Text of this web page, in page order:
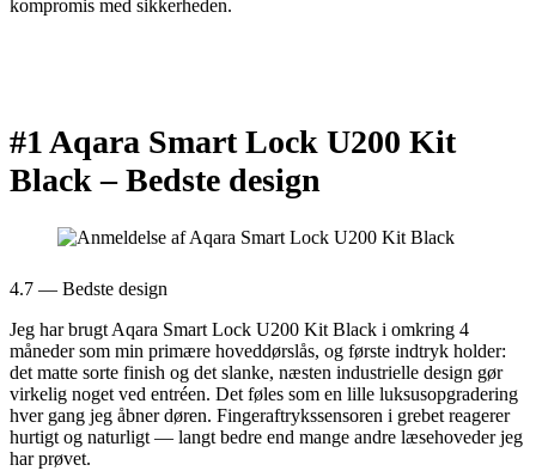
kompromis med sikkerheden.
#1 Aqara Smart Lock U200 Kit
Black –Bedste design
4.7 — Bedste design
Jeg har brugt Aqara Smart Lock U200 Kit Black i omkring 4
måneder som min primære hoveddørs­lås, og første indtryk holder:
det matte sorte finish og det slanke, næsten industrielle design gør
virkelig noget ved entréen. Det føles som en lille luksusopgradering
hver gang jeg åbner døren. Fingeraftrykssensoren i grebet reagerer
hurtigt og naturligt — langt bedre end mange andre læsehoveder jeg
har prøvet.